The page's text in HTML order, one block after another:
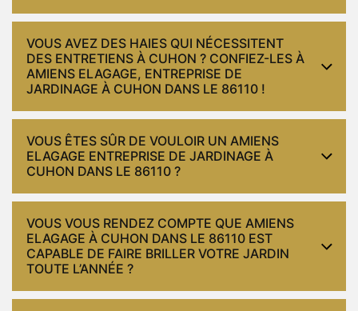
VOUS AVEZ DES HAIES QUI NÉCESSITENT
DES ENTRETIENS À CUHON ? CONFIEZ-LES À
AMIENS ELAGAGE, ENTREPRISE DE
JARDINAGE À CUHON DANS LE 86110 !
VOUS ÊTES SÛR DE VOULOIR UN AMIENS
ELAGAGE ENTREPRISE DE JARDINAGE À
CUHON DANS LE 86110 ?
VOUS VOUS RENDEZ COMPTE QUE AMIENS
ELAGAGE À CUHON DANS LE 86110 EST
CAPABLE DE FAIRE BRILLER VOTRE JARDIN
TOUTE L’ANNÉE ?